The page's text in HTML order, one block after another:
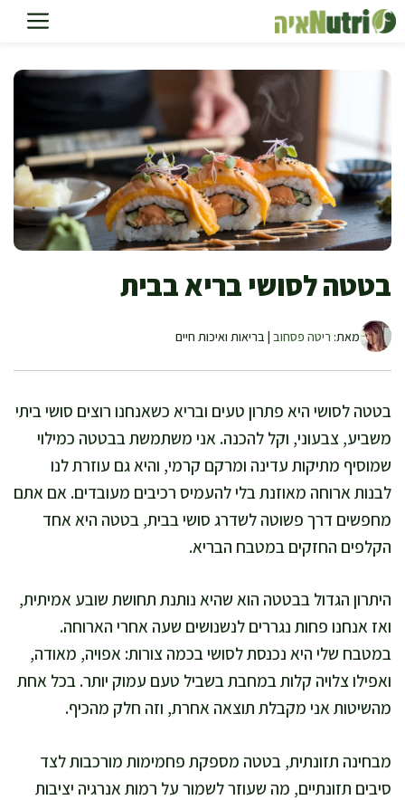
לדלג
לתוכן
בטטה לסושי בריא בבית
מאת: ריטה פסחוב | בריאות ואיכות חיים
בטטה לסושי היא פתרון טעים ובריא כשאנחנו רוצים סושי ביתי
משביע, צבעוני, וקל להכנה. אני משתמשת בבטטה כמילוי
שמוסיף מתיקות עדינה ומרקם קרמי, והיא גם עוזרת לנו
לבנות ארוחה מאוזנת בלי להעמיס רכיבים מעובדים. אם אתם
מחפשים דרך פשוטה לשדרג סושי בבית, בטטה היא אחד
הקלפים החזקים במטבח הבריא.
היתרון הגדול בבטטה הוא שהיא נותנת תחושת שובע אמיתית,
ואז אנחנו פחות נגררים לנשנושים שעה אחרי הארוחה.
במטבח שלי היא נכנסת לסושי בכמה צורות: אפויה, מאודה,
ואפילו צלויה קלות במחבת בשביל טעם עמוק יותר. בכל אחת
מהשיטות אני מקבלת תוצאה אחרת, וזה חלק מהכיף.
מבחינה תזונתית, בטטה מספקת פחמימות מורכבות לצד
סיבים תזונתיים, מה שעוזר לשמור על רמות אנרגיה יציבות